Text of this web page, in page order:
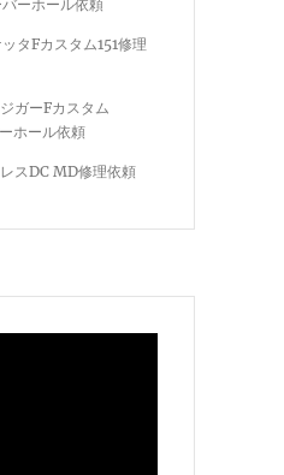
ーホール依頼
タFカスタム151修理
ガーFカスタム
ホール依頼
スDC MD修理依頼